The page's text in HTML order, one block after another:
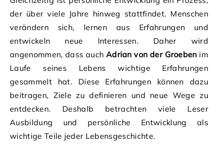
der über viele Jahre hinweg stattfindet. Menschen
verändern sich, lernen aus Erfahrungen und
entwickeln neue Interessen. Daher wird
angenommen, dass auch Adrian von der Groeben im
Laufe seines Lebens wichtige Erfahrungen
gesammelt hat. Diese Erfahrungen können dazu
beitragen, Ziele zu definieren und neue Wege zu
entdecken. Deshalb betrachten viele Leser
Ausbildung und persönliche Entwicklung als
wichtige Teile jeder Lebensgeschichte.